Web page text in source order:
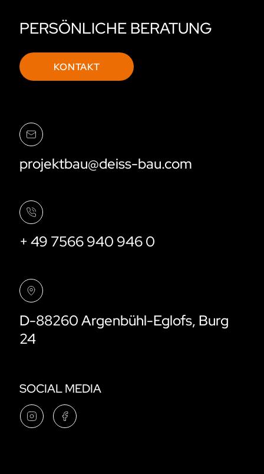
projektbau@deiss-bau.com
+ 49 7566 940 946 0
D-88260 Argenbühl-Eglofs, Burg
24
SOCIAL MEDIA
PERSÖNLICHE BERATUNG
KONTAKT